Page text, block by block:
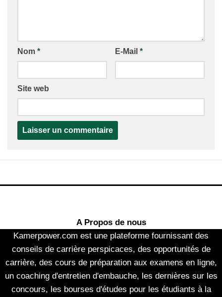
Nom * E-Mail *
Site web
A Propos de nous
Kamerpower.com est une plateforme fournissant des
conseils de carrière perspicaces, des opportunités de
carrière, des cours de préparation aux examens en ligne,
un coaching d'entretien d'embauche, les dernières sur les
concours, les bourses d'études pour les étudiants à la